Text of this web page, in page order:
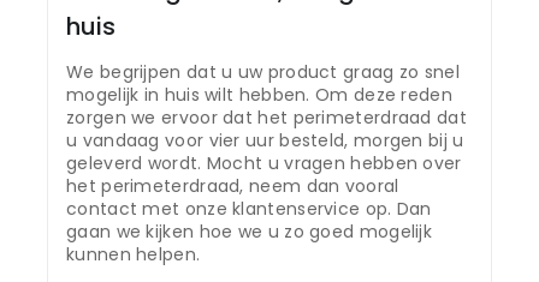
huis
We begrijpen dat u uw product graag zo snel
mogelijk in huis wilt hebben. Om deze reden
zorgen we ervoor dat het perimeterdraad dat
u vandaag voor vier uur besteld, morgen bij u
geleverd wordt. Mocht u vragen hebben over
het perimeterdraad, neem dan vooral
contact met onze klantenservice op. Dan
gaan we kijken hoe we u zo goed mogelijk
kunnen helpen.